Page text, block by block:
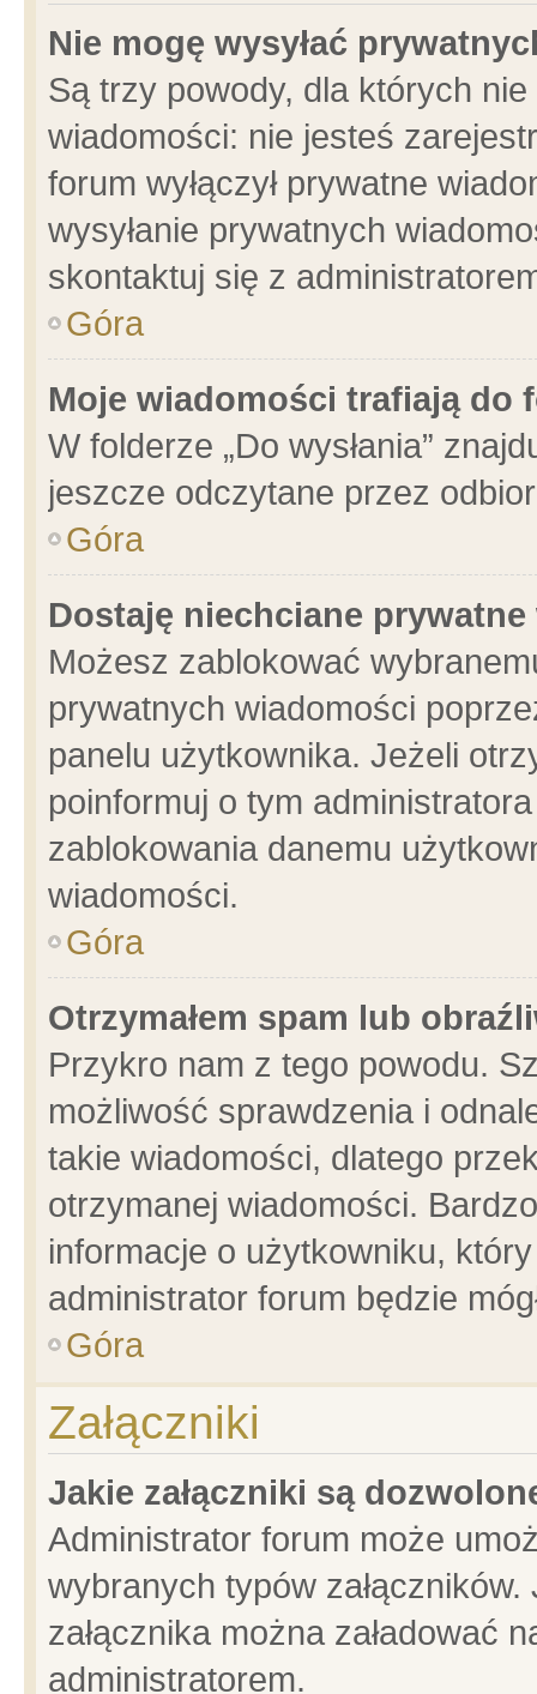
Nie mogę wysyłać
Są trzy powody, dla których
wiadomości: nie jesteś
forum wyłączył prywatne
wysyłanie prywatnych
skontaktuj się z
Góra
Moje wiadomości trafiają do
W folderze „Do wysłania”
jeszcze odczytane przez
Góra
Dostaję niechciane
Możesz zablokować
prywatnych wiadomości
panelu użytkownika. Jeżeli
poinformuj o tym
zablokowania danemu
wiadomości.
Góra
Otrzymałem spam lub
Przykro nam z tego powodu.
możliwość sprawdzenia i
takie wiadomości, dlatego
otrzymanej wiadomości.
informacje o użytkowniku,
administrator forum będzie
Góra
Załączniki
Jakie załączniki są
Administrator forum może
wybranych typów
załącznika można załadować
administratorem.